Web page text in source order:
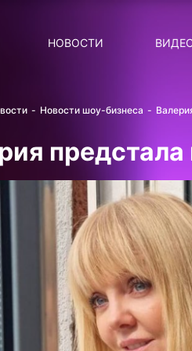
НОВОСТИ
Новости шоу-бизнеса